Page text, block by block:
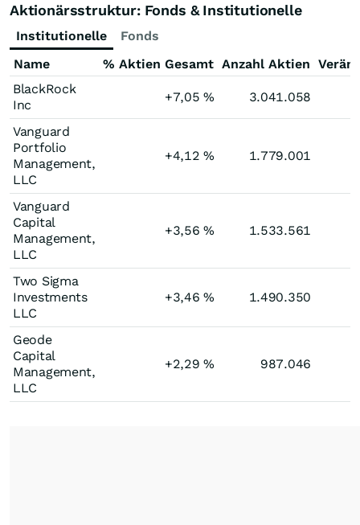
Aktionärsstruktur: Fonds & Institutionelle
Institutionelle
Fonds
Name
% Aktien Gesamt Anzahl Aktien
BlackRock
Inc
+7,05% 3.041.058
Vanguard
Portfolio
Management,
LLC
+4,12% 1.779.001
Vanguard
Capital
Management,
LLC
+3,56% 1.533.561
Two Sigma
Investments
LLC
+3,46% 1.490.350
Geode
Capital
Management,
LLC
+2,29% 987.046